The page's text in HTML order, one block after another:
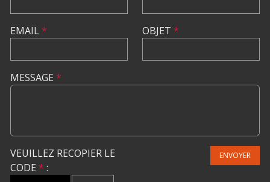
EMAIL* OBJET *
MESSAGE *
VEUILLEZ RECOPIER LE
CODE * :
ENVOYER